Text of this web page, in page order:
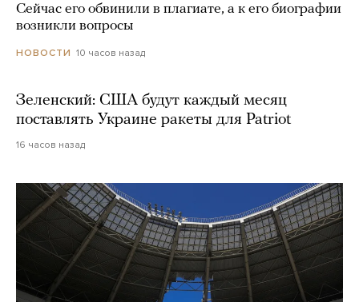
Сейчас его обвинили в плагиате, а к его биографии
возникли вопросы
НОВОСТИ 10 часов назад
Зеленский: США будут каждый месяц
поставлять Украине ракеты для Patriot
16 часов назад